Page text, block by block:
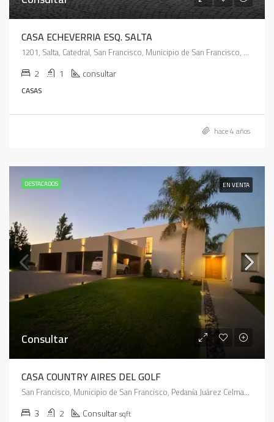
CASA ECHEVERRIA ESQ. SALTA
1201, Salta, Catedral, San Francisco, Municipio de San Francisco, Pedanía Juárez Celman, Departamento San Justo, Córdoba, X2400, Argentina
2 1 consultar
CASAS
hace 4 años
DESTACADOS EN VENTA
Consultar
CASA COUNTRY AIRES DEL GOLF
San Francisco, Municipio de San Francisco, Pedanía Juárez Celman, Departamento San Justo, Córdoba, X2400, Argentina
3 2 Consultarsqft